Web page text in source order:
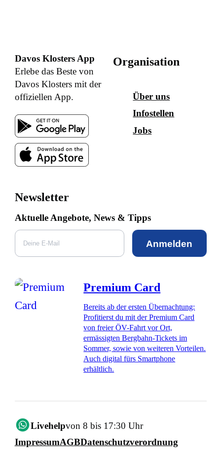
Davos Klosters App
Erlebe das Beste von
Davos Klosters mit der
offiziellen App.
Organisation
Über uns
Infostellen
Jobs
Newsletter
Aktuelle Angebote, News & Tipps
Anmelden
Premium Card
Bereits ab der ersten Übernachtung:
Profitierst du mit der Premium Card
von freier ÖV-Fahrt vor Ort,
ermässigten Bergbahn-Tickets im
Sommer, sowie von weiteren Vorteilen.
Auch digital fürs Smartphone
erhältlich.
Livehelpvon 8 bis 17:30 Uhr
ImpressumAGBDatenschutzverordnung